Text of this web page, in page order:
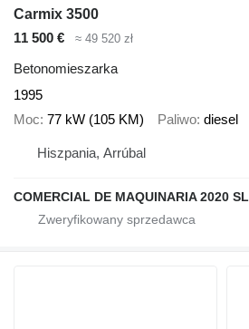
Carmix 3500
11 500 €
≈ 49 520 zł
Betonomieszarka
1995
Moc 77 kW (105 KM) Paliwo diesel
Hiszpania, Arrúbal
COMERCIAL DE MAQUINARIA 2020 SL